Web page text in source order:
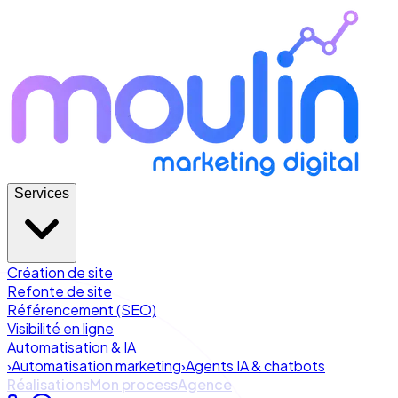
Services
Création de site
Refonte de site
Référencement (SEO)
Visibilité en ligne
Automatisation & IA
›Automatisation marketing›Agents IA & chatbots
RéalisationsMon processAgence